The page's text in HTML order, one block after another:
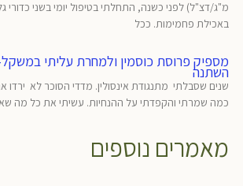
מ"ג/דצ"ל) לפני כשנה, התחלתי בטיפול יומי בשני כדורי
באכילת פחמימות. ככל
מספיק פרוסת כוסמין ולמחרת עליתי במשקל-
השתנה
כמה שמרתי והקפדתי על ההנחיות. עשיתי את כל מה
מאמרים נוספים